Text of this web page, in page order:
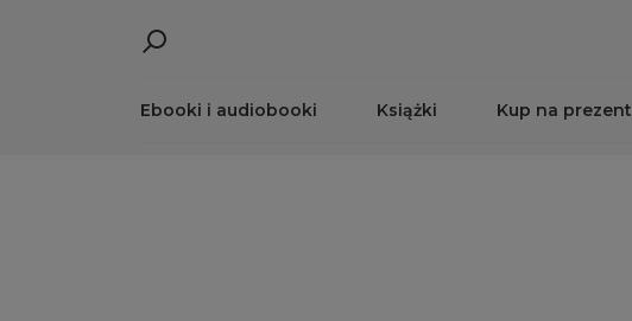
Ebooki i audiobooki Książki Kup na prezent